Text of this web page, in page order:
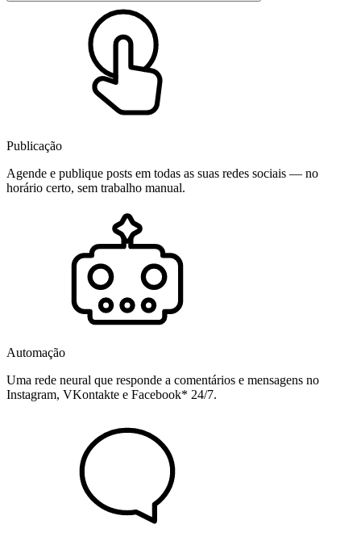
Publicação
Agende e publique posts em todas as suas redes sociais — no
horário certo, sem trabalho manual.
Automação
Uma rede neural que responde a comentários e mensagens no
Instagram, VKontakte e Facebook* 24/7.